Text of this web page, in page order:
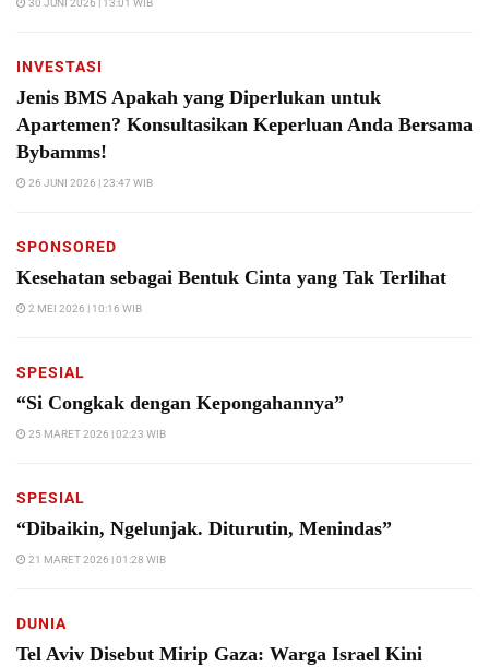
30 JUNI 2026 | 13:01 WIB
INVESTASI
Jenis BMS Apakah yang Diperlukan untuk
Apartemen? Konsultasikan Keperluan Anda Bersama
Bybamms!
26 JUNI 2026 | 23:47 WIB
SPONSORED
Kesehatan sebagai Bentuk Cinta yang Tak Terlihat
2 MEI 2026 | 10:16 WIB
SPESIAL
“Si Congkak dengan Kepongahannya”
25 MARET 2026 | 02:23 WIB
SPESIAL
“Dibaikin, Ngelunjak. Diturutin, Menindas”
21 MARET 2026 | 01:28 WIB
DUNIA
Tel Aviv Disebut Mirip Gaza: Warga Israel Kini